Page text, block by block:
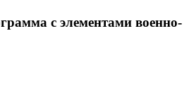
с элементами военно-